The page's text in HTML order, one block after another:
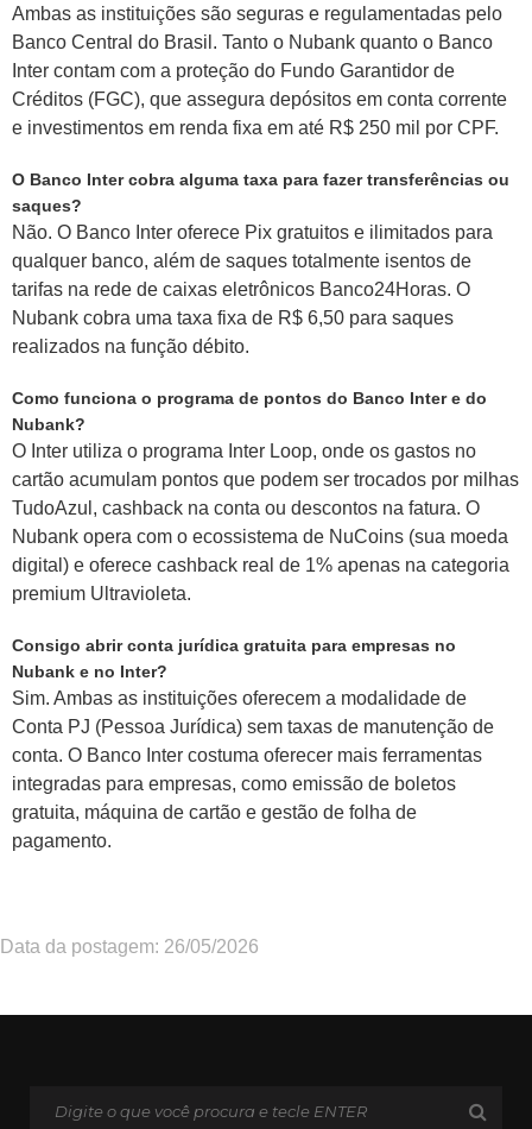
Ambas as instituições são seguras e regulamentadas pelo
Banco Central do Brasil. Tanto o Nubank quanto o Banco
Inter contam com a proteção do Fundo Garantidor de
Créditos (FGC), que assegura depósitos em conta corrente
e investimentos em renda fixa em até R$ 250 mil por CPF.
O Banco Inter cobra alguma taxa para fazer transferências ou
saques?
Não. O Banco Inter oferece Pix gratuitos e ilimitados para
qualquer banco, além de saques totalmente isentos de
tarifas na rede de caixas eletrônicos Banco24Horas. O
Nubank cobra uma taxa fixa de R$ 6,50 para saques
realizados na função débito.
Como funciona o programa de pontos do Banco Inter e do
Nubank?
O Inter utiliza o programa Inter Loop, onde os gastos no
cartão acumulam pontos que podem ser trocados por milhas
TudoAzul, cashback na conta ou descontos na fatura. O
Nubank opera com o ecossistema de NuCoins (sua moeda
digital) e oferece cashback real de 1% apenas na categoria
premium Ultravioleta.
Consigo abrir conta jurídica gratuita para empresas no
Nubank e no Inter?
Sim. Ambas as instituições oferecem a modalidade de
Conta PJ (Pessoa Jurídica) sem taxas de manutenção de
conta. O Banco Inter costuma oferecer mais ferramentas
integradas para empresas, como emissão de boletos
gratuita, máquina de cartão e gestão de folha de
pagamento.
Data da postagem: 26/05/2026